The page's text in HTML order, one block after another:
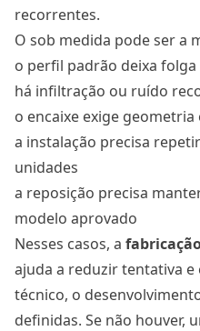
recorrentes.
O sob medida pode ser a
o perfil padrão deixa folga
há infiltração ou ruído
o encaixe exige geometria
a instalação precisa
unidades
a reposição precisa
modelo aprovado
Nesses casos, a
ajuda a reduzir tentativa
técnico, o
definidas. Se não houver,